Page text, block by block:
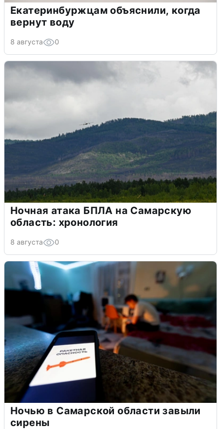
Екатеринбуржцам объяснили, когда
вернут воду
8 августа 0
Ночная атака БПЛА на Самарскую
область: хронология
8 августа 0
Ночью в Самарской области завыли
сирены